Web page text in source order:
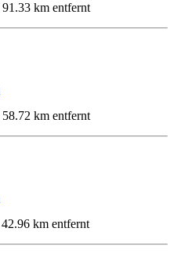
91.33 km entfernt
58.72 km entfernt
42.96 km entfernt